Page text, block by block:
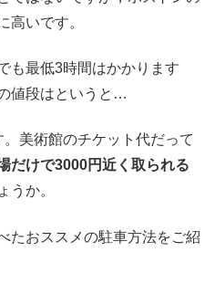
高いです。
も最低3時間はかかります
値段はというと…
。美術館のチケット代だって
だけで3000円近く取られる
うか。
たおススメの駐車方法をご紹